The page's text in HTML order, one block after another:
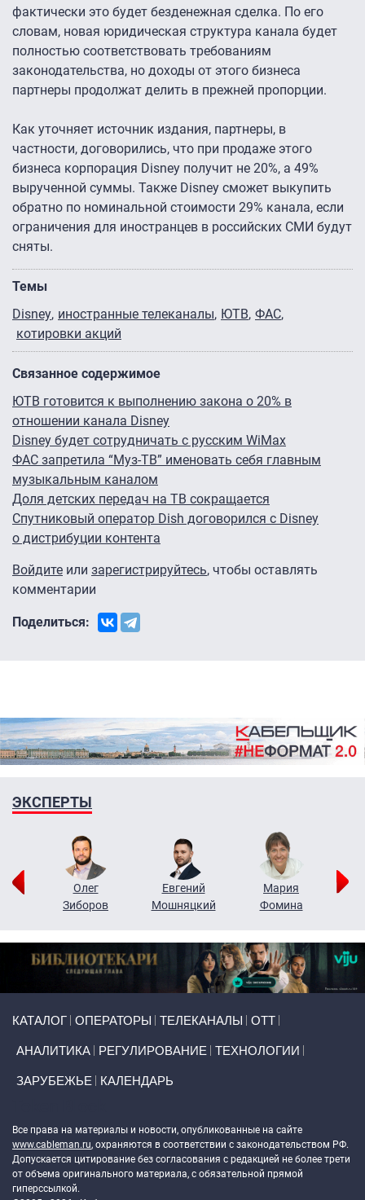
фактически это будет безденежная сделка. По его
словам, новая юридическая структура канала будет
полностью соответствовать требованиям
законодательства, но доходы от этого бизнеса
партнеры продолжат делить в прежней пропорции.
Как уточняет источник издания, партнеры, в
частности, договорились, что при продаже этого
бизнеса корпорация Disney получит не 20%, а 49%
вырученной суммы. Также Disney сможет выкупить
обратно по номинальной стоимости 29% канала, если
ограничения для иностранцев в российских СМИ будут
сняты.
Темы
Disney иностранные телеканалы ЮТВ ФАС
котировки акций
Связанное содержимое
ЮТВ готовится к выполнению закона о 20% в
отношении канала Disney
Disney будет сотрудничать с русским WiMax
ФАС запретила “Муз-ТВ” именовать себя главным
музыкальным каналом
Доля детских передач на ТВ сокращается
Спутниковый оператор Dish договорился с Disney
о дистрибуции контента
Войдите или зарегистрируйтесь, чтобы оставлять
комментарии
Поделиться:
ЭКСПЕРТЫ
Олег
Зиборов
Евгений
Мошняцкий
Мария
Фомина
КАТАЛОГ ОПЕРАТОРЫ ТЕЛЕКАНАЛЫ ОТТ
АНАЛИТИКА РЕГУЛИРОВАНИЕ ТЕХНОЛОГИИ
ЗАРУБЕЖЬЕ КАЛЕНДАРЬ
Все права на материалы и новости, опубликованные на сайте
www.cableman.ru, охраняются в соответствии с законодательством РФ.
Допускается цитирование без согласования с редакцией не более трети
от объема оригинального материала, с обязательной прямой
гиперссылкой.